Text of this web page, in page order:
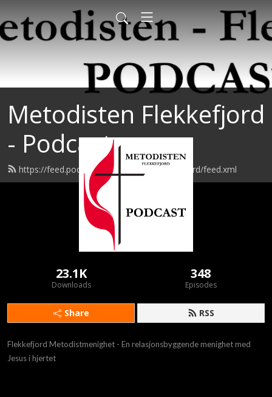
Metodisten Flekkefjord
- Podcast
https://feed.podbean.com/metodistflekkefjord/feed.xml
23.1K
Downloads
348
Episodes
Share RSS
Flekkefjord Metodistmenighet - En relasjonsbyggende menighet med
Jesus i hjertet